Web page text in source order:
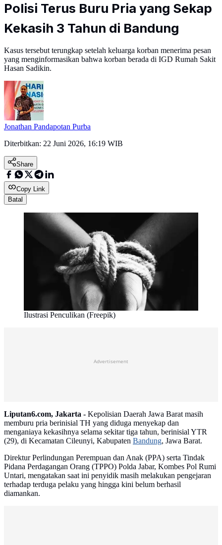
Polisi Terus Buru Pria yang Sekap
Kekasih 3 Tahun di Bandung
Kasus tersebut terungkap setelah keluarga korban menerima pesan
yang menginformasikan bahwa korban berada di IGD Rumah Sakit
Hasan Sadikin.
Jonathan Pandapotan Purba
Diterbitkan: 22 Juni 2026, 16:19 WIB
Share
Copy Link
Batal
Ilustrasi Penculikan (Freepik)
Advertisement
Liputan6.com, Jakarta - Kepolisian Daerah Jawa Barat masih
memburu pria berinisial TH yang diduga menyekap dan
menganiaya kekasihnya selama sekitar tiga tahun, berinisial YTR
(29), di Kecamatan Cileunyi, Kabupaten Bandung, Jawa Barat.
Direktur Perlindungan Perempuan dan Anak (PPA) serta Tindak
Pidana Perdagangan Orang (TPPO) Polda Jabar, Kombes Pol Rumi
Untari, mengatakan saat ini penyidik masih melakukan pengejaran
terhadap terduga pelaku yang hingga kini belum berhasil
diamankan.